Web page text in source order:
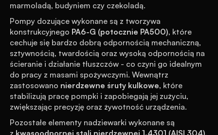
marmoladą, budyniem czy czekoladą.
Pompy dozujące wykonane są z tworzywa
konstrukcyjnego PA6-G (potocznie PA500), które
cechuje się bardzo dobrą odpornością mechaniczną,
sztywnością, twardością oraz wysoką odpornością na
ścieranie i działanie tłuszczów - co czyni go idealnym
do pracy z masami spożywczymi. Wewnątrz
zastosowano nierdzewne śruty kulkowe, które
stabilizują pracę pompki i zapobiegają jej zużyciu,
zwiększając precyzję oraz żywotność urządzenia.
Pozostałe elementy nadziewarki wykonane są
z kwasoodpornej stali nierdzewnej 1.4301 (AISI 304),